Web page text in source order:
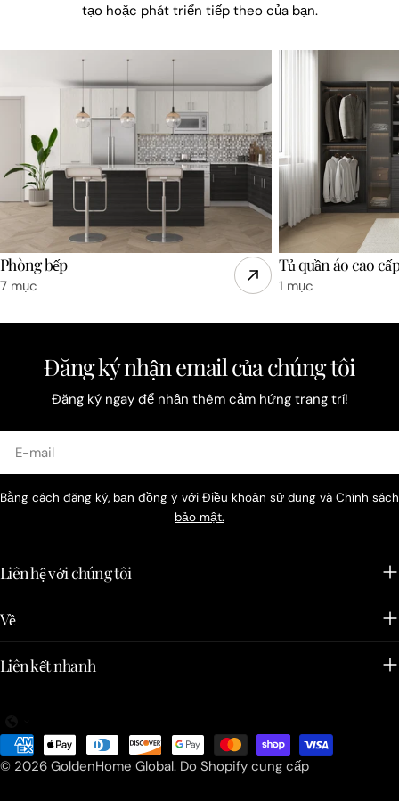
tạo hoặc phát triển tiếp theo của bạn.
Phòng bếp
7 mục
Tủ quần áo cao cấp
1 mục
Đăng ký nhận email của chúng tôi
Đăng ký ngay để nhận thêm cảm hứng trang trí!
mail
Bằng cách đăng ký, bạn đồng ý với Điều khoản sử dụng và Chính sách
bảo mật.
Liên hệ với chúng tôi
Về
Liên kết nhanh
© 2026 GoldenHome Global. Do Shopify cung cấp
Phương
thức